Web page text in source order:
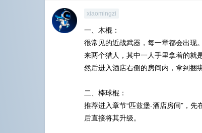
xiaomingzi
一、木棍：
很常见的近战武器，每一章都会出现
来两个猎人，其中一人手里拿着的就
然后进入酒店右侧的房间内，拿到捆
二、棒球棍：
推荐进入章节“匹兹堡-酒店房间”，
后直接将其升级。